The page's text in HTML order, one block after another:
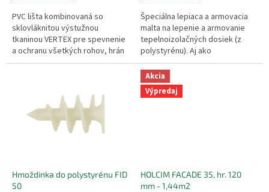
PVC lišta kombinovaná so
sklovláknitou výstužnou
tkaninou VERTEX pre spevnenie
a ochranu všetkých rohov, hrán
a ostenie okien alebo dverí v
Špeciálna lepiaca a armovacia
malta na lepenie a armovanie
tepelnoizolačných dosiek (z
polystyrénu). Aj ako
stierkovacia malta na uloženie
armovacej mriežky pri oprave...
Hmoždinka do polystyrénu FID
50
Akcia
Výpredaj
HOLCIM FACADE 35, hr. 120
mm - 1,44m2